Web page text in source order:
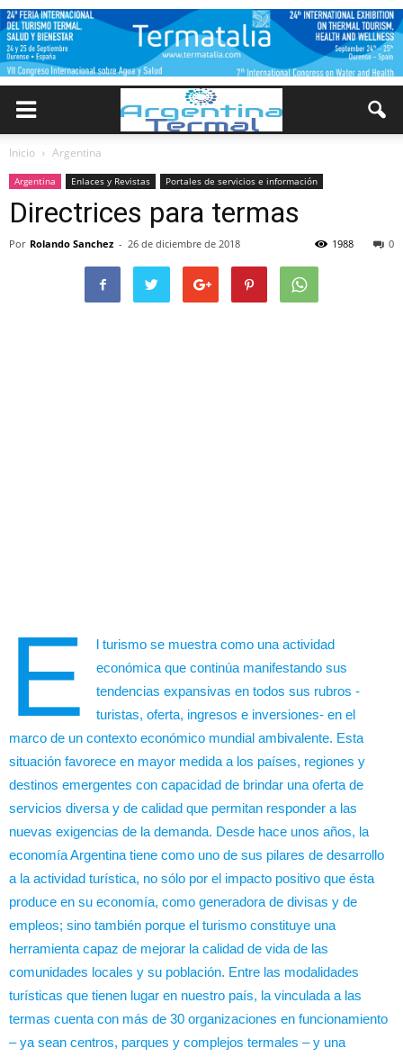
Inicio Argentina
Argentina Enlaces y Revistas Portales de servicios e información
Directrices para termas
Por Rolando Sanchez - 26 de diciembre de 2018 0
1988
E
l turismo se muestra como una actividad
económica que continúa manifestando sus
tendencias expansivas en todos sus rubros -
turistas, oferta, ingresos e inversiones- en el
marco de un contexto económico mundial ambivalente. Esta
situación favorece en mayor medida a los países, regiones y
destinos emergentes con capacidad de brindar una oferta de
servicios diversa y de calidad que permitan responder a las
nuevas exigencias de la demanda. Desde hace unos años, la
economía Argentina tiene como uno de sus pilares de desarrollo
a la actividad turística, no sólo por el impacto positivo que ésta
produce en su economía, como generadora de divisas y de
empleos; sino también porque el turismo constituye una
herramienta capaz de mejorar la calidad de vida de las
comunidades locales y su población. Entre las modalidades
turísticas que tienen lugar en nuestro país, la vinculada a las
termas cuenta con más de 30 organizaciones en funcionamiento
– ya sean centros, parques y complejos termales – y una